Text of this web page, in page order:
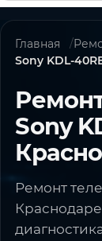
Главная
Sony KDL-
Sony
Ремонт